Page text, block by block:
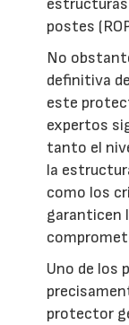
postes
No
definitiva
este
expertos
tanto el
la
como los
garanticen
Uno de los
protector